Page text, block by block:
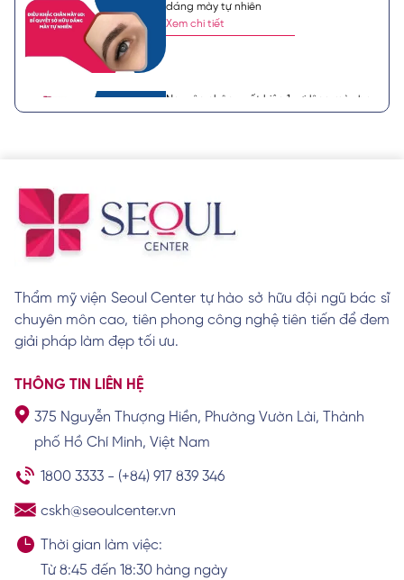
dáng mày tự nhiên
Xem chi tiết
Nguyên nhân xuất hiện 1 sợi lông mày bạc,
ý nghĩa tướng số
8 tướng lông mày phụ nữ xấu theo quan
niệm nhân tướng học
Xem chi tiết
Cách làm lông mày rậm cho nam giới hiệu
quả tại nhà
Khám phá tướng số, vận mệnh của người
có lông mày chữ nhất
Thẩm mỹ viện Seoul Center tự hào sở hữu đội ngũ bác sĩ
chuyên môn cao, tiên phong công nghệ tiên tiến để đem
giải pháp làm đẹp tối ưu.
THÔNG TIN LIÊN HỆ
375 Nguyễn Thượng Hiền, Phường Vườn Lài, Thành
phố Hồ Chí Minh, Việt Nam
1800 3333 - (+84) 917 839 346
cskh@seoulcenter.vn
Thời gian làm việc:
Từ 8:45 đến 18:30 hàng ngày